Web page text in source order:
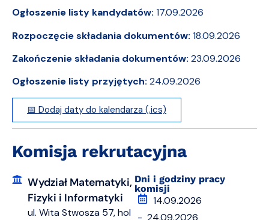
Ogłoszenie listy kandydatów: 17.09.2026
Rozpoczęcie składania dokumentów: 18.09.2026
Zakończenie składania dokumentów: 23.09.2026
Ogłoszenie listy przyjętych: 24.09.2026
📅 Dodaj daty do kalendarza (.ics)
Komisja rekrutacyjna
Wydział Matematyki,
Fizyki i Informatyki
ul. Wita Stwosza 57, hol
Dni i godziny pracy
komisji
14.09.2026
- 24.09.2026